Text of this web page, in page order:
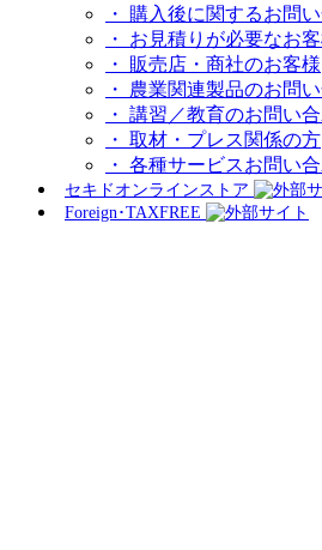
・ 購入後に関するお問
・ お見積りが必要なお
・ 販売店・商社のお客様
・ 農業関連製品のお問
・ 講習／教育のお問い
・ 取材・プレス関係の方
・ 各種サービスお問い
セキドオンラインストア
Foreign･TAXFREE